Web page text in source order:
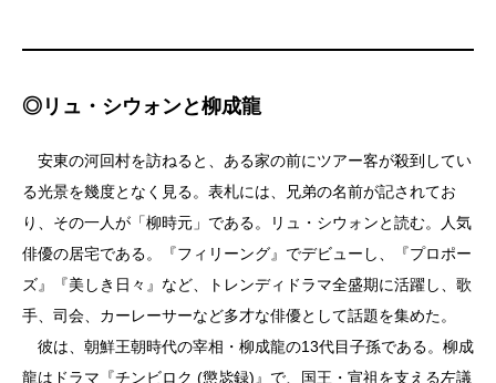
◎リュ・シウォンと柳成龍
安東の河回村を訪ねると、ある家の前にツアー客が殺到してい
る光景を幾度となく見る。表札には、兄弟の名前が記されてお
り、その一人が「柳時元」である。リュ・シウォンと読む。人気
俳優の居宅である。『フィリーング』でデビューし、『プロポー
ズ』『美しき日々』など、トレンディドラマ全盛期に活躍し、歌
手、司会、カーレーサーなど多才な俳優として話題を集めた。
彼は、朝鮮王朝時代の宰相・柳成龍の13代目子孫である。柳成
龍はドラマ『チンビロク (懲毖録)』で、国王・宣祖を支える左議